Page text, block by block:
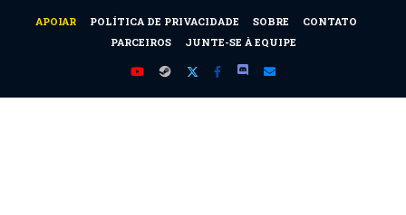
APOIAR POLÍTICA DE PRIVACIDADE SOBRE
CONTATO
PARCEIROS
JUNTE-SE À EQUIPE